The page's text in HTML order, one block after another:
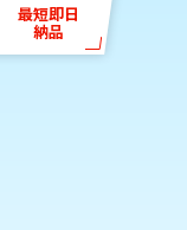
最短即日
納品